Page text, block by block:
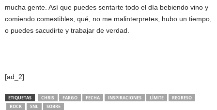
mucha gente. Así que puedes sentarte todo el día bebiendo vino y
comiendo comestibles, qué, no me malinterpretes, hubo un tiempo,
o puedes sacudirte y trabajar de verdad.
[ad_2]
ETIQUETAS CHRIS FARGO FECHA INSPIRACIONES LÍMITE
REGRESO
ROCK
SNL SOBRE